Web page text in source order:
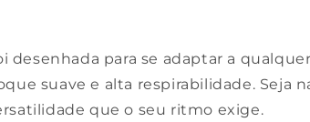
desenhada para se adaptar a
suave e alta respirabilidade. Seja
que o seu ritmo exige.